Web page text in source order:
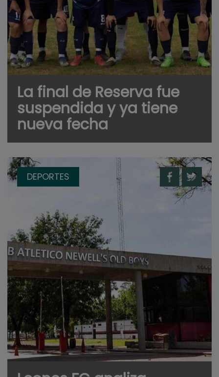
La final de Reserva fue
suspendida y ya tiene
nueva fecha
DEPORTES